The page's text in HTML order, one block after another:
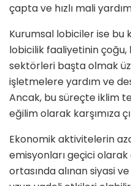
çapta ve hızlı mali
Kurumsal lobiciler ise bu
lobicilik faaliyetinin
sektörleri başta olmak
işletmelere yardım ve
Ancak, bu süreçte iklim
eğilim olarak karşımıza
Ekonomik aktivitelerin
emisyonları geçici olarak
ortasında alınan siyasi